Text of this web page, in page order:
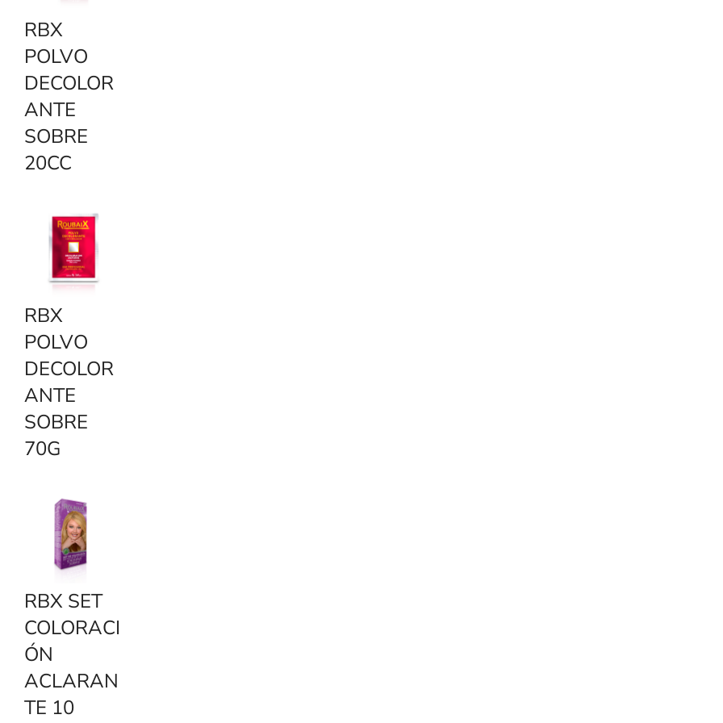
RBX
POLVO
DECOLOR
ANTE
SOBRE
20CC
RBX
POLVO
DECOLOR
ANTE
SOBRE
70G
RBX SET
COLORACI
ÓN
ACLARAN
TE 10